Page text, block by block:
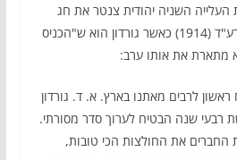
העלייה השניה יהודית צנטר את חג
הפסח בכנרת של שנת תרע"ד (1914) כאשר גורדון הוא ש"הכניס
מתארת את אותו ערב:
לרבים מאתנו בארץ. א. ד. גורדון
רבעי שנה הבטיח לערוך סדר מסורתי.
החברים את החולצות הכי טובות,